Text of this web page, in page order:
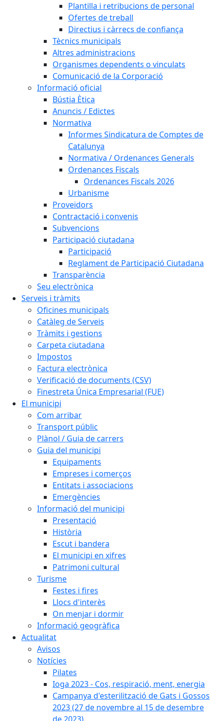
Plantilla i retribucions de personal
Ofertes de treball
Directius i càrrecs de confiança
Tècnics municipals
Altres administracions
Organismes dependents o vinculats
Comunicació de la Corporació
Informació oficial
Bústia Ètica
Anuncis / Edictes
Normativa
Informes Sindicatura de Comptes de
Catalunya
Normativa / Ordenances Generals
Ordenances Fiscals
Ordenances Fiscals 2026
Urbanisme
Proveïdors
Contractació i convenis
Subvencions
Participació ciutadana
Participació
Reglament de Participació Ciutadana
Transparència
Seu electrònica
Serveis i tràmits
Oficines municipals
Catàleg de Serveis
Tràmits i gestions
Carpeta ciutadana
Impostos
Factura electrònica
Verificació de documents (CSV)
Finestreta Única Empresarial (FUE)
El municipi
Com arribar
Transport públic
Plànol / Guia de carrers
Guia del municipi
Equipaments
Empreses i comerços
Entitats i associacions
Emergències
Informació del municipi
Presentació
Història
Escut i bandera
El municipi en xifres
Patrimoni cultural
Turisme
Festes i fires
Llocs d'interès
On menjar i dormir
Informació geogràfica
Actualitat
Avisos
Notícies
Pilates
Ioga 2023 - Cos, respiració, ment, energia
Campanya d'esterilització de Gats i Gossos
2023 (27 de novembre al 15 de desembre